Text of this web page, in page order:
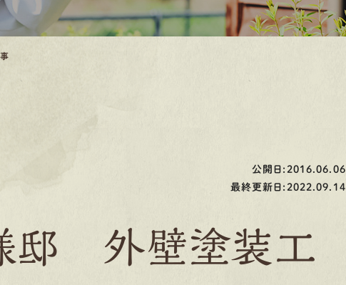
公開日:2016.06.06
最終更新日:2022.09.14
邸 外壁塗装工